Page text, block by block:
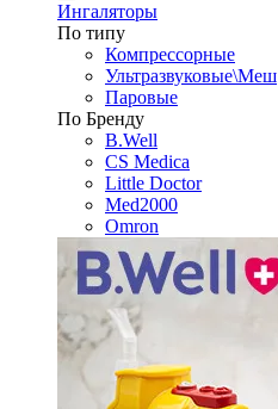
Ингаляторы
По типу
Компрессорные
Ультразвуковые\Меш
Паровые
По Бренду
B.Well
CS Medica
Little Doctor
Med2000
Omron